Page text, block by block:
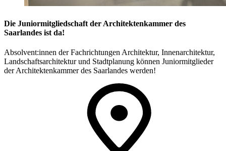
Die Juniormitgliedschaft der Architektenkammer des
Saarlandes ist da!
Absolvent:innen der Fachrichtungen Architektur, Innenarchitektur,
Landschaftsarchitektur und Stadtplanung können Juniormitglieder
der Architektenkammer des Saarlandes werden!